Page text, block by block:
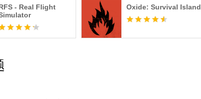
- Real Flight
Oxide: Survival Island